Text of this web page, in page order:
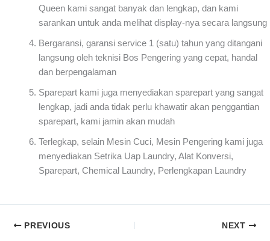
Queen kami sangat banyak dan lengkap, dan kami
sarankan untuk anda melihat display-nya secara langsung
Bergaransi, garansi service 1 (satu) tahun yang ditangani
langsung oleh teknisi Bos Pengering yang cepat, handal
dan berpengalaman
Sparepart kami juga menyediakan sparepart yang sangat
lengkap, jadi anda tidak perlu khawatir akan penggantian
sparepart, kami jamin akan mudah
Terlegkap, selain Mesin Cuci, Mesin Pengering kami juga
menyediakan Setrika Uap Laundry, Alat Konversi,
Sparepart, Chemical Laundry, Perlengkapan Laundry
PREVIOUS NEXT